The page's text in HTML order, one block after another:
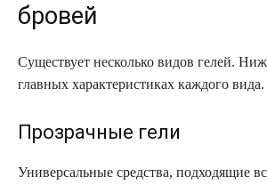
бровей
Существует несколько видов гелей.
главных характеристиках каждого вида.
Прозрачные гели
Универсальные средства, подходящие